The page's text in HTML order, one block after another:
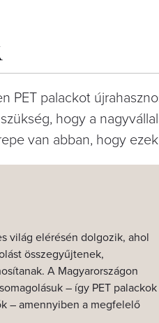
PET palackot
hogy a
van abban, hogy
világ elérésén dolgozik, ahol
összegyűjtenek,
A Magyarországon
– így PET palackok
– amennyiben a megfelelő